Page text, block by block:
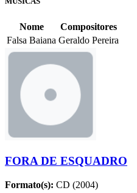
Nome
Compositores
Falsa Baiana Geraldo Pereira
FORA DE ESQUADRO
Formato(s): CD (2004)